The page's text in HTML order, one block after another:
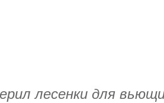
лесенки для